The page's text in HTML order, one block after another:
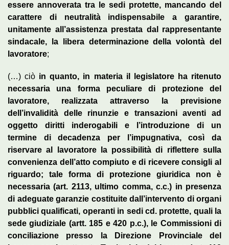
essere annoverata tra le sedi protette, mancando del
carattere di neutralità indispensabile a garantire,
unitamente all’assistenza prestata dal rappresentante
sindacale, la libera determinazione della volontà del
lavoratore;
(…) ciò in quanto, in materia il legislatore ha ritenuto
necessaria una forma peculiare di protezione del
lavoratore, realizzata attraverso la previsione
dell’invalidità delle rinunzie e transazioni aventi ad
oggetto diritti inderogabili e l’introduzione di un
termine di decadenza per l’impugnativa, così da
riservare al lavoratore la possibilità di riflettere sulla
convenienza dell’atto compiuto e di ricevere consigli al
riguardo; tale forma di protezione giuridica non è
necessaria (art. 2113, ultimo comma, c.c.) in presenza
di adeguate garanzie costituite dall’intervento di organi
pubblici qualificati, operanti in sedi cd. protette, quali la
sede giudiziale (artt. 185 e 420 p.c.), le Commissioni di
conciliazione presso la Direzione Provinciale del